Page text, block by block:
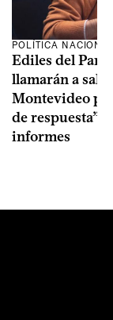
POLÍTICA
Ediles del
llamarán a sala
Montevideo
de respuesta”
informes